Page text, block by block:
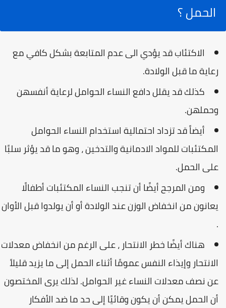
الحمل ؟
الاكتئاب قد يؤدي الى عدم المتابعة بشكل كافي مع
رعاية ما قبل الولادة.
كذلك قد يقلل دافع النساء الحوامل لرعاية أنفسهن
وحملهن.
أيضاً قد تزداد احتمالية استخدام النساء الحوامل
المكتئبات للمواد الادمانية والتدخين ، وهو ما قد يؤثر سلبًا
على الحمل.
ومن المرجح أيضًا أن تنجب النساء المكتئبات أطفالًا
يعانون من انخفاض الوزن عند الولادة أو أن يولدوا قبل الأوان
.
هناك أيضًا خطر الانتحار ، على الرغم من انخفاض معدلات
الانتحار وإيذاء النفس عمومًا أثناء الحمل إلى ما يزيد قليلاً
عن نصف معدلات النساء غير الحوامل. لذلك يرى المختصون
أن الحمل يمكن أن يكون وقائيًا إلى حد ما ضد الأفكار